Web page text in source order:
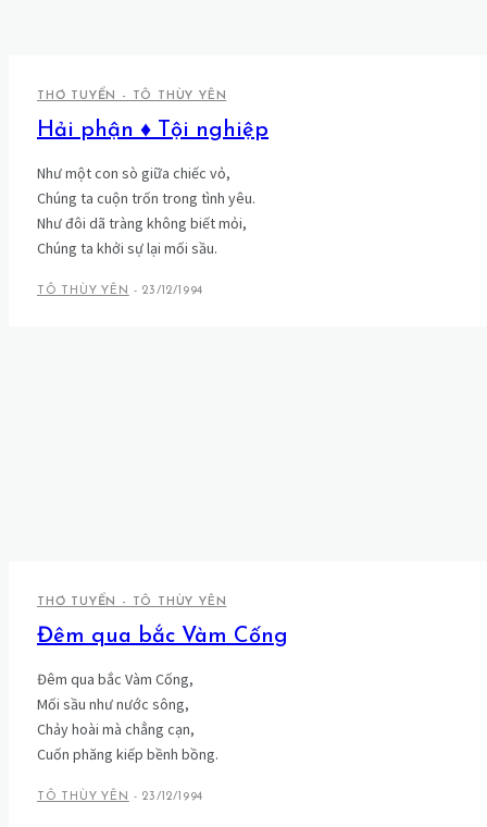
THƠ TUYỂN - TÔ THÙY YÊN
Hải phận ♦ Tội nghiệp
Như một con sò giữa chiếc vỏ,
Chúng ta cuộn trốn trong tình yêu.
Như đôi dã tràng không biết mỏi,
Chúng ta khởi sự lại mối sầu.
TÔ THÙY YÊN - 23/12/1994
THƠ TUYỂN - TÔ THÙY YÊN
Đêm qua bắc Vàm Cống
Đêm qua bắc Vàm Cống,
Mối sầu như nước sông,
Chảy hoài mà chẳng cạn,
Cuốn phăng kiếp bềnh bồng.
TÔ THÙY YÊN - 23/12/1994